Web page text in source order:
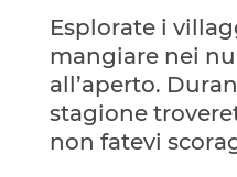
Esplorate i
mangiare nei
all’aperto.
stagione
non fatevi